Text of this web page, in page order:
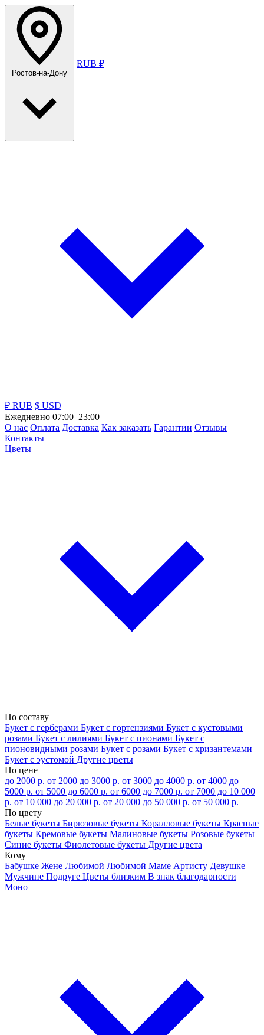
Ростов-на-Дону
RUB ₽
₽ RUB $ USD
Ежедневно 07:00–23:00
О нас Оплата Доставка Как заказать Гарантии Отзывы
Контакты
Цветы
По составу
Букет с герберами Букет с гортензиями Букет с кустовыми
розами Букет с лилиями Букет с пионами Букет с
пионовидными розами Букет с розами Букет с хризантемами
Букет с эустомой Другие цветы
По цене
до 2000 р. от 2000 до 3000 р. от 3000 до 4000 р. от 4000 до
5000 р. от 5000 до 6000 р. от 6000 до 7000 р. от 7000 до 10 000
р. от 10 000 до 20 000 р. от 20 000 до 50 000 р. от 50 000 р.
По цвету
Белые букеты Бирюзовые букеты Коралловые букеты Красные
букеты Кремовые букеты Малиновые букеты Розовые букеты
Синие букеты Фиолетовые букеты Другие цвета
Кому
Бабушке Жене Любимой Любимой Маме Артисту Девушке
Мужчине Подруге Цветы близким В знак благодарности
Моно